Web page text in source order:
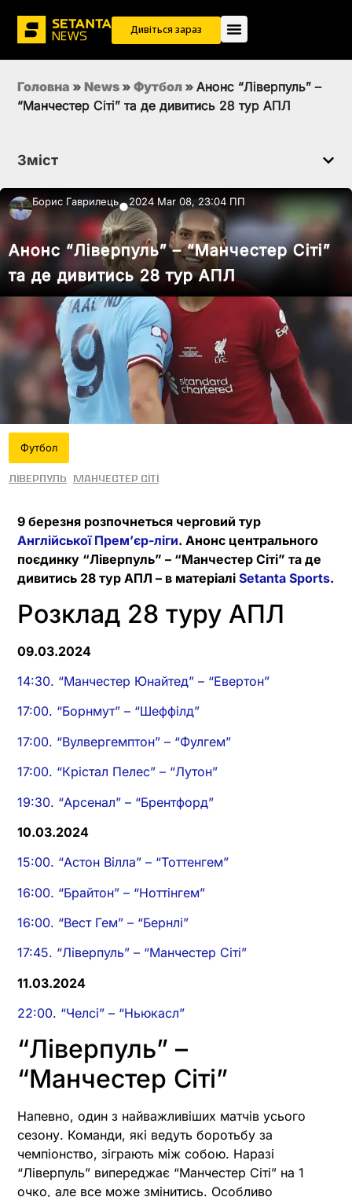
Дивіться зараз
Головна » News » Футбол » Анонс “Ліверпуль” –
“Манчестер Сіті” та де дивитись 28 тур АПЛ
Зміст
Борис Гаврилець●2024 Mar 08, 23:04 ПП
Анонс “Ліверпуль” – “Манчестер Сіті”
та де дивитись 28 тур АПЛ
Футбол
Ліверпуль Манчестер Сіті
9 березня розпочнеться черговий тур
Англійської Прем’єр-ліги. Анонс центрального
поєдинку “Ліверпуль” – “Манчестер Сіті” та де
дивитись 28 тур АПЛ – в матеріалі Setanta Sports.
Розклад 28 туру АПЛ
09.03.2024
14:30. “Манчестер Юнайтед” – “Евертон”
17:00. “Борнмут” – “Шеффілд”
17:00. “Вулвергемптон” – “Фулгем”
17:00. “Крістал Пелес” – “Лутон”
19:30. “Арсенал” – “Брентфорд”
10.03.2024
15:00. “Астон Вілла” – “Тоттенгем”
16:00. “Брайтон” – “Ноттінгем”
16:00. “Вест Гем” – “Бернлі”
17:45. “Ліверпуль” – “Манчестер Сіті”
11.03.2024
22:00. “Челсі” – “Ньюкасл”
“Ліверпуль” –
“Манчестер Сіті”
Напевно, один з найважливіших матчів усього
сезону. Команди, які ведуть боротьбу за
чемпіонство, зіграють між собою. Наразі
“Ліверпуль” випереджає “Манчестер Сіті” на 1
очко, але все може змінитись. Особливо